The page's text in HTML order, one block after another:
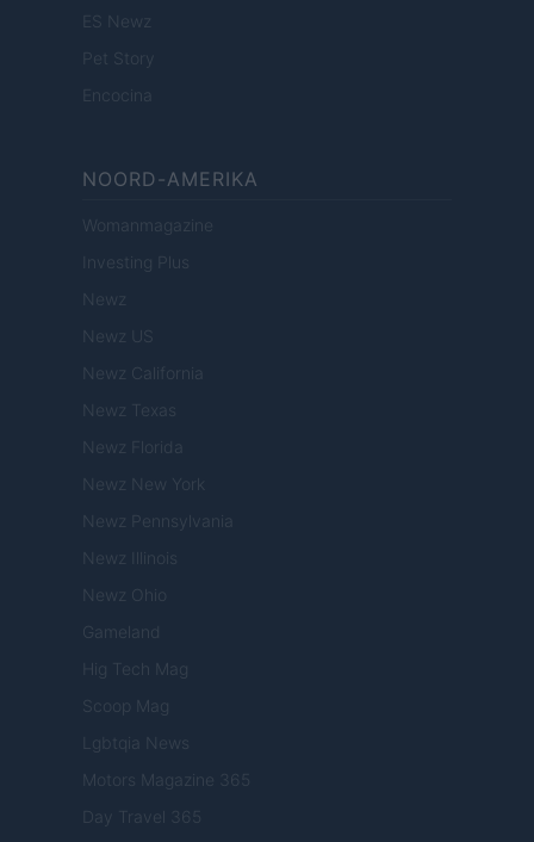
ES Newz
Pet Story
Encocina
NOORD-AMERIKA
Womanmagazine
Investing Plus
Newz
Newz US
Newz California
Newz Texas
Newz Florida
Newz New York
Newz Pennsylvania
Newz Illinois
Newz Ohio
Gameland
Hig Tech Mag
Scoop Mag
Lgbtqia News
Motors Magazine 365
Day Travel 365